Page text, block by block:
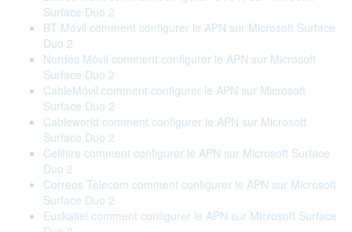
Surface Duo 2
BT Móvil comment configurer le APN sur Microsoft Surface
Duo 2
Nordés Móvil comment configurer le APN sur Microsoft
Surface Duo 2
CableMóvil comment configurer le APN sur Microsoft
Surface Duo 2
Cableworld comment configurer le APN sur Microsoft
Surface Duo 2
Cellhire comment configurer le APN sur Microsoft Surface
Duo 2
Correos Telecom comment configurer le APN sur Microsoft
Surface Duo 2
Euskaltel comment configurer le APN sur Microsoft Surface